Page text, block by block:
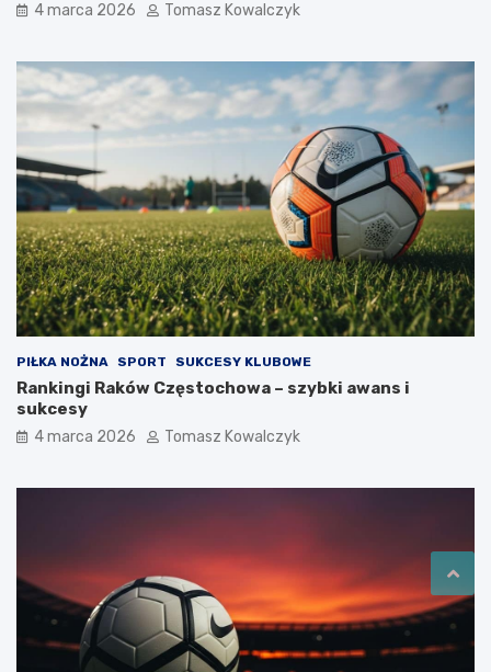
4 marca 2026 Tomasz Kowalczyk
PIŁKA NOŻNA SPORT SUKCESY KLUBOWE
Rankingi Raków Częstochowa – szybki awans i
sukcesy
4 marca 2026 Tomasz Kowalczyk